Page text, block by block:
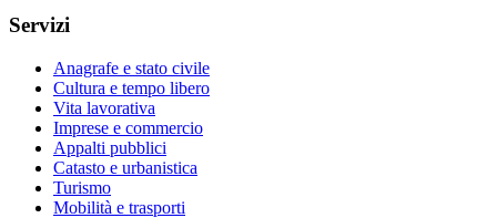
Servizi
Anagrafe e stato civile
Cultura e tempo libero
Vita lavorativa
Imprese e commercio
Appalti pubblici
Catasto e urbanistica
Turismo
Mobilità e trasporti